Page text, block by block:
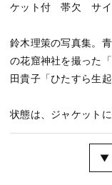
ケット付 帯欠 サイ
鈴木理策の写真集。
の花窟神社を撮った
田貴子「ひたすら生
状態は、ジャケット
▼